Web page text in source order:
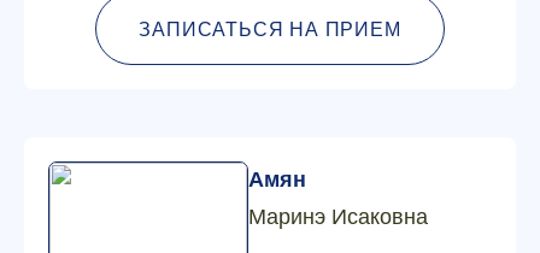
ЗАПИСАТЬСЯ НА ПРИЕМ
Амян
Маринэ Исаковна